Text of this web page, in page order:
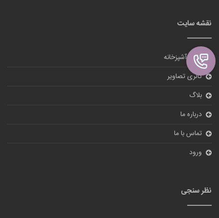
نقشه سایت
لوازم آشپزخانه
گالری تصاویر
بلاگ
درباره ما
تماس با ما
ورود
نظر سنجی